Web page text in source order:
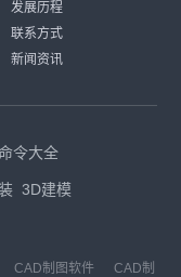
发展历程
联系方式
新闻资讯
令大全
3D建模
CAD制图软件 CAD制